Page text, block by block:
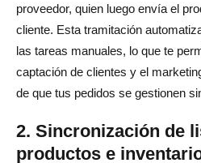
proveedor, quien luego envía el
cliente. Esta tramitación
las tareas manuales, lo que te
captación de clientes y el
de que tus pedidos se gestionen
2. Sincronización de
productos e